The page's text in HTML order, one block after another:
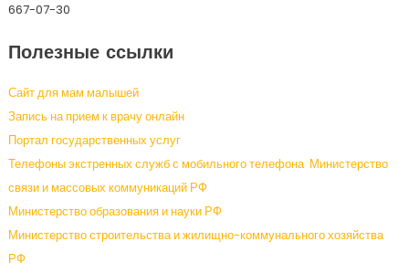
667-07-30
Полезные ссылки
Сайт для мам малышей
Запись на прием к врачу онлайн
Портал государственных услуг
Телефоны экстренных служб с мобильного телефона Министерство
связи и массовых коммуникаций РФ
Министерство образования и науки РФ
Министерство строительства и жилищно-коммунального хозяйства
РФ